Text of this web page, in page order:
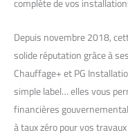
complète de vos
Depuis novembre 2018,
solide réputation grâce à
Chauffage+ et PG
simple label… elles vous
financières
à taux zéro pour vos